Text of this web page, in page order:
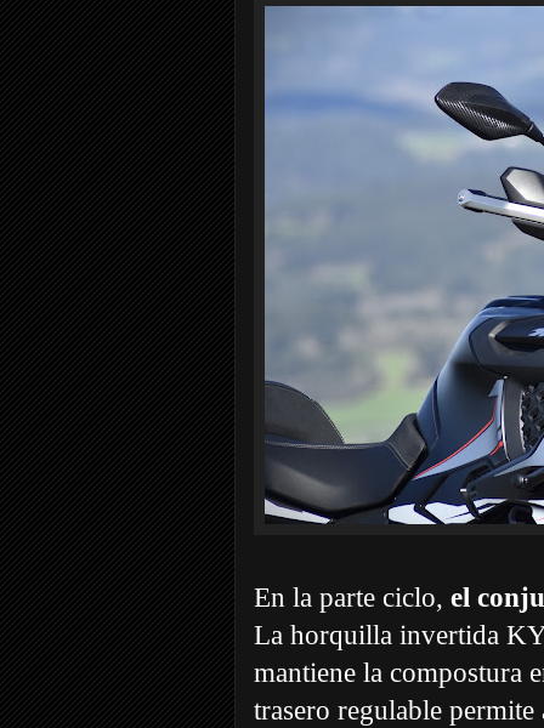
En la parte ciclo, el
La horquilla invertida
mantiene la compostura
trasero regulable